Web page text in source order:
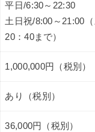
平日/6:30～22:30
土日祝/8:00～21:00
20：40まで）
1,000,000円（税別）
あり（税別）
36,000円（税別）